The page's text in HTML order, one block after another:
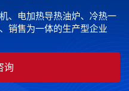
、电加热导热油炉、冷热一
销售为一体的生产型企业
询